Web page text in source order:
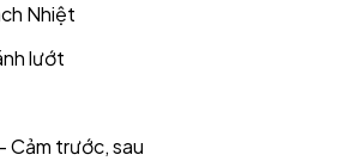
Nhiệt
lướt
Cảm trước, sau